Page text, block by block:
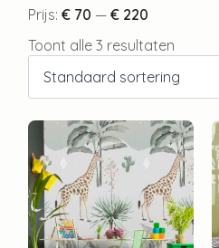
Prijs:€ 70 —€ 220
Toont alle 3 resultaten